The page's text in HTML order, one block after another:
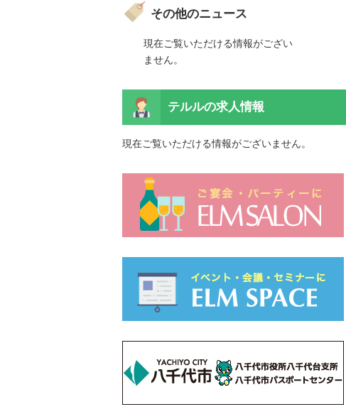
その他のニュース
現在ご覧いただける情報がござい
ません。
テルルの求人情報
現在ご覧いただける情報がございません。